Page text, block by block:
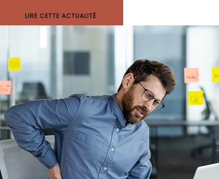
LIRE CETTE ACTUALITÉ